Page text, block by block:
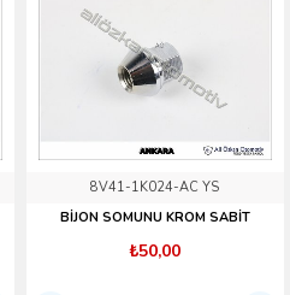
8V41-1K024-AC YS
BİJON SOMUNU KROM SABİT
₺50,00